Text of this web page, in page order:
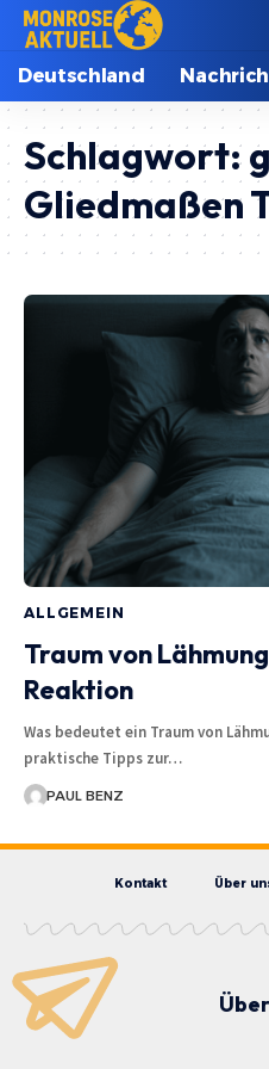
Deutschland
Schlagwort:
Gliedmaßen
ALLGEMEIN
Traum von
Reaktion
Was bedeutet ein Traum von
praktische Tipps zur…
PAUL BENZ
Kontakt Über